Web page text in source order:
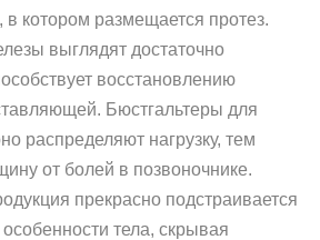
котором размещается протез.
выглядят достаточно
восстановлению
Бюстгальтеры для
распределяют нагрузку, тем
от болей в позвоночнике.
прекрасно подстраивается
тела, скрывая